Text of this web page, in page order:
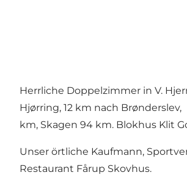
Herrliche Doppelzimmer in V.
Hjørring, 12 km nach
km, Skagen 94 km. Blokhus Klit
Unser örtliche Kaufmann,
Restaurant Fårup Skovhus.